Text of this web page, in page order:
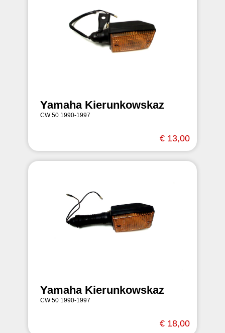
Yamaha Kierunkowskaz
CW 50 1990-1997
€ 13,00
Yamaha Kierunkowskaz
CW 50 1990-1997
€ 18,00